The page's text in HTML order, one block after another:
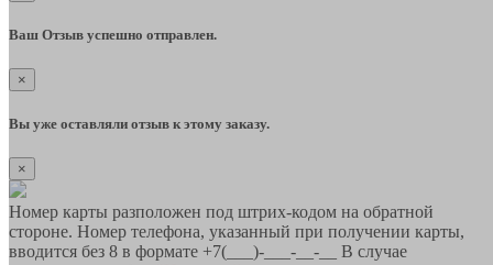
Ваш Отзыв успешно отправлен.
×
Вы уже оставляли отзыв к этому заказу.
×
Номер карты разположен под штрих-кодом на обратной
стороне. Номер телефона, указанный при получении карты,
вводится без 8 в формате +7(___)-___-__-__ В случае